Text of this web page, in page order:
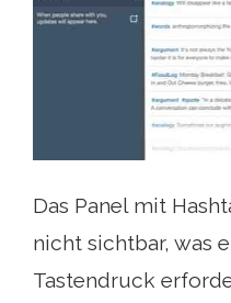
Das Panel mit
nicht sichtbar, was
Tastendruck